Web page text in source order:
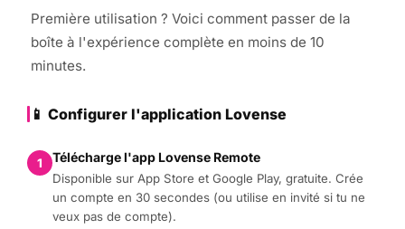
Première utilisation ? Voici comment passer de la
boîte à l'expérience complète en moins de 10
minutes.
📱 Configurer l'application Lovense
1 Télécharge l'app Lovense Remote
Disponible sur App Store et Google Play, gratuite. Crée
un compte en 30 secondes (ou utilise en invité si tu ne
veux pas de compte).